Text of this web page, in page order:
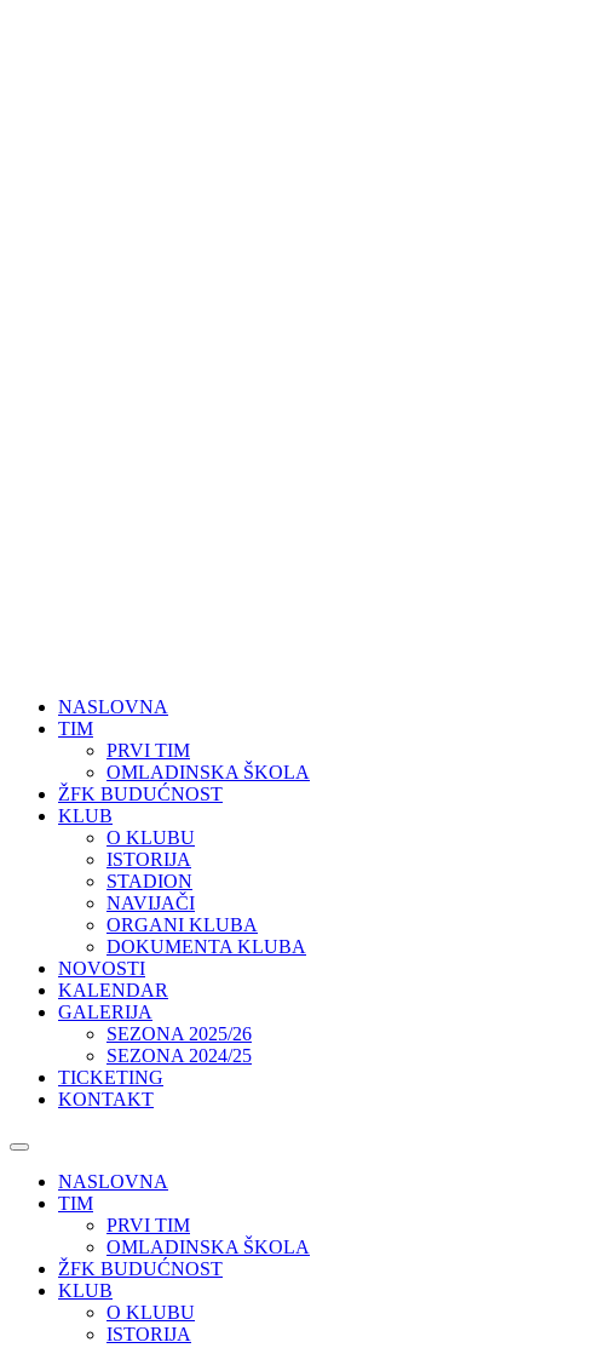
NASLOVNA
TIM
PRVI TIM
OMLADINSKA ŠKOLA
ŽFK BUDUĆNOST
KLUB
O KLUBU
ISTORIJA
STADION
NAVIJAČI
ORGANI KLUBA
DOKUMENTA KLUBA
NOVOSTI
KALENDAR
GALERIJA
SEZONA 2025/26
SEZONA 2024/25
TICKETING
KONTAKT
NASLOVNA
TIM
PRVI TIM
OMLADINSKA ŠKOLA
ŽFK BUDUĆNOST
KLUB
O KLUBU
ISTORIJA